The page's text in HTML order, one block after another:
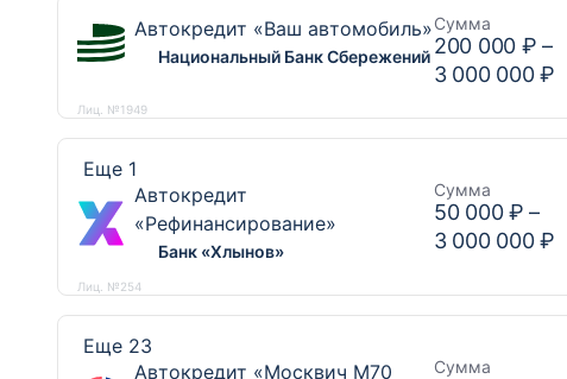
Автокредит «Ваш автомобиль»
Национальный Банк Сбережений
Сумма
200 000 ₽ –
3 000 000 ₽
Лиц. №1949
Еще 1
Автокредит
«Рефинансирование»
Банк «Хлынов»
Сумма
50 000 ₽ –
3 000 000 ₽
Лиц. №254
Еще 23
Автокредит «Москвич М70
Сумма